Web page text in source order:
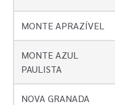
MONTE APRAZÍVEL
MONTE AZUL
PAULISTA
NOVA GRANADA